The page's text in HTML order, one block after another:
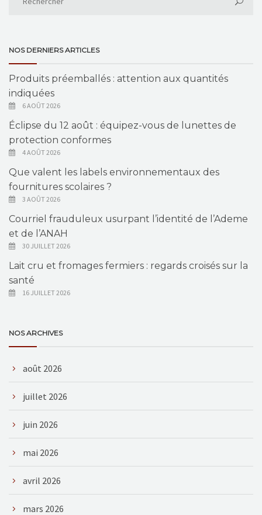
NOS DERNIERS ARTICLES
Produits préemballés : attention aux quantités
indiquées
6 AOÛT 2026
Éclipse du 12 août : équipez-vous de lunettes de
protection conformes
4 AOÛT 2026
Que valent les labels environnementaux des
fournitures scolaires ?
3 AOÛT 2026
Courriel frauduleux usurpant l’identité de l’Ademe
et de l’ANAH
30 JUILLET 2026
Lait cru et fromages fermiers : regards croisés sur la
santé
16 JUILLET 2026
NOS ARCHIVES
août 2026
juillet 2026
juin 2026
mai 2026
avril 2026
mars 2026